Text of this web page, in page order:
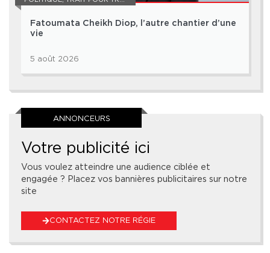
Fatoumata Cheikh Diop, l’autre chantier d’une
vie
5 août 2026
ANNONCEURS
Votre publicité ici
Vous voulez atteindre une audience ciblée et
engagée ? Placez vos bannières publicitaires sur notre
site
CONTACTEZ NOTRE RÉGIE